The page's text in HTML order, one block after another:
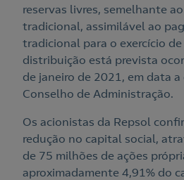
reservas livres, semelhante
tradicional, assimilável ao
tradicional para o exercício
distribuição está prevista
de janeiro de 2021, em data
Conselho de Administração.
Os acionistas da Repsol
redução no capital social,
de 75 milhões de ações
aproximadamente 4,91% do